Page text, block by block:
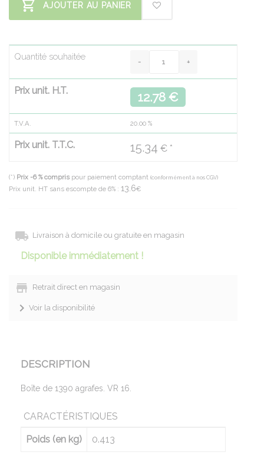
AJOUTER AU PANIER
Quantité souhaitée
Prix unit. H.T. 12.78 €
T.V.A. 20.00 %
Prix unit. T.T.C. 15.34 € *
(*) Prix -6 % compris pour paiement comptant (conformément à nos CGV)
Prix unit. HT sans escompte de 6% : 13.6€
Livraison à domicile ou gratuite en magasin
Disponible immédiatement !
Retrait direct en magasin
Voir la disponibilité
DESCRIPTION
Boîte de 1390 agrafes. VR 16.
CARACTÉRISTIQUES
Poids (en kg) 0.413